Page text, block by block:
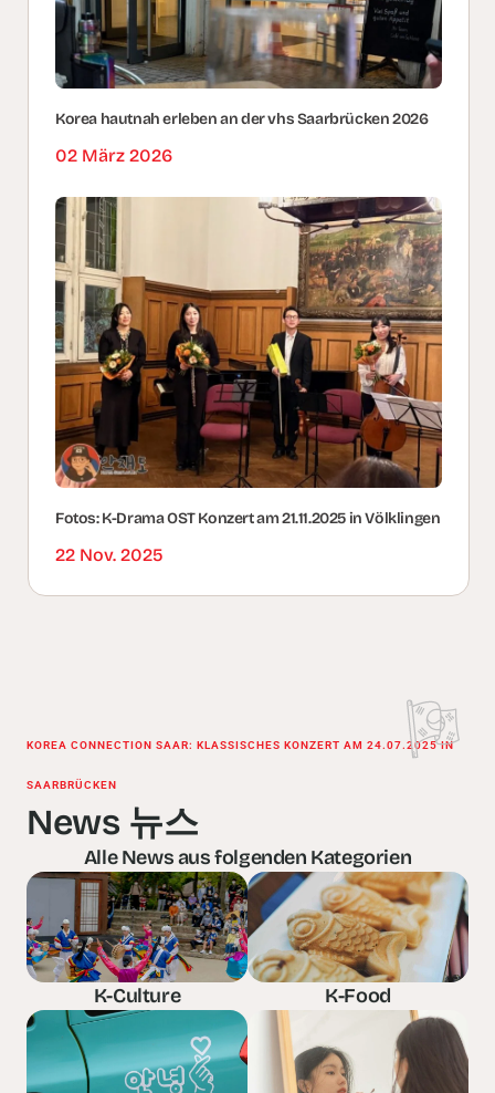
Korea hautnah erleben an der vhs Saarbrücken 2026
02 März 2026
Fotos: K-Drama OST Konzert am 21.11.2025 in Völklingen
22 Nov. 2025
KOREA CONNECTION SAAR: KLASSISCHES KONZERT AM 24.07.2025 IN
SAARBRÜCKEN
News 뉴스
Alle News aus folgenden Kategorien
K-Culture K-Food